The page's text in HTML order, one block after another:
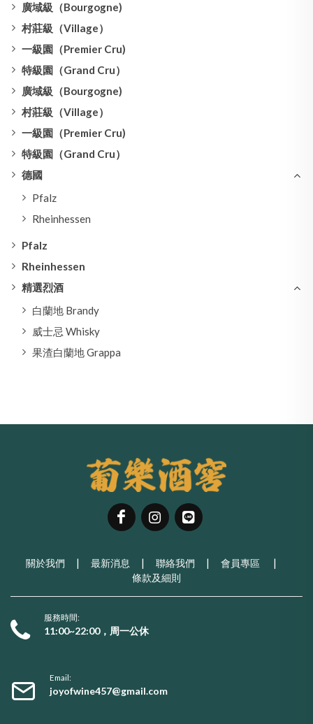
廣域級（Bourgogne)
村莊級（Village）
一級園（Premier Cru)
特級園（Grand Cru）
廣域級（Bourgogne)
村莊級（Village）
一級園（Premier Cru)
特級園（Grand Cru）
德國
Pfalz
Rheinhessen
Pfalz
Rheinhessen
精選烈酒
白蘭地 Brandy
威士忌 Whisky
果渣白蘭地 Grappa
關於我們 | 最新消息 | 聯絡我們 | 會員專區
|
條款及細則
服務時間:
11:00~22:00，周一公休
Email:
joyofwine457@gmail.com